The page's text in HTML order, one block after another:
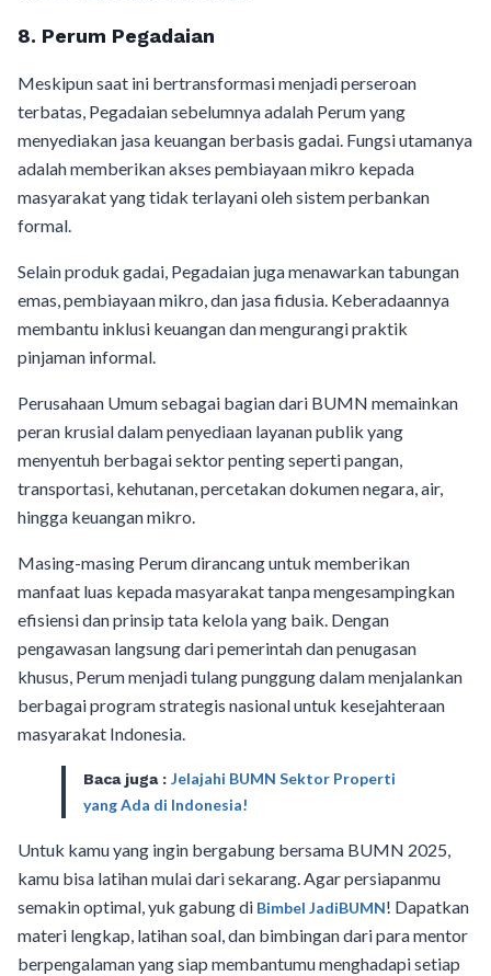
8. Perum Pegadaian
Meskipun saat ini bertransformasi menjadi perseroan
terbatas, Pegadaian sebelumnya adalah Perum yang
menyediakan jasa keuangan berbasis gadai. Fungsi utamanya
adalah memberikan akses pembiayaan mikro kepada
masyarakat yang tidak terlayani oleh sistem perbankan
formal.
Selain produk gadai, Pegadaian juga menawarkan tabungan
emas, pembiayaan mikro, dan jasa fidusia. Keberadaannya
membantu inklusi keuangan dan mengurangi praktik
pinjaman informal.
Perusahaan Umum sebagai bagian dari BUMN memainkan
peran krusial dalam penyediaan layanan publik yang
menyentuh berbagai sektor penting seperti pangan,
transportasi, kehutanan, percetakan dokumen negara, air,
hingga keuangan mikro.
Masing-masing Perum dirancang untuk memberikan
manfaat luas kepada masyarakat tanpa mengesampingkan
efisiensi dan prinsip tata kelola yang baik. Dengan
pengawasan langsung dari pemerintah dan penugasan
khusus, Perum menjadi tulang punggung dalam menjalankan
berbagai program strategis nasional untuk kesejahteraan
masyarakat Indonesia.
Baca juga : Jelajahi BUMN Sektor Properti
yang Ada di Indonesia!
Untuk kamu yang ingin bergabung bersama BUMN 2025,
kamu bisa latihan mulai dari sekarang. Agar persiapanmu
semakin optimal, yuk gabung di Bimbel JadiBUMN! Dapatkan
materi lengkap, latihan soal, dan bimbingan dari para mentor
berpengalaman yang siap membantumu menghadapi setiap